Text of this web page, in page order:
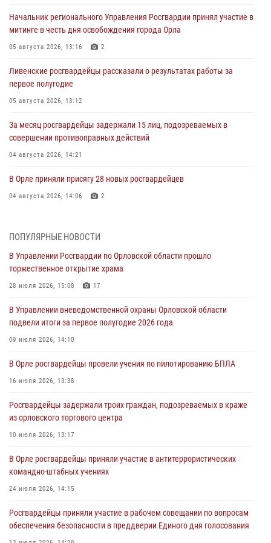
Начальник регионального Управления Росгвардии принял участие в
митинге в честь дня освобождения города Орла
05 августа 2026, 13:16 2
Ливенские росгвардейцы рассказали о результатах работы за
первое полугодие
05 августа 2026, 13:12
За месяц росгвардейцы задержали 15 лиц, подозреваемых в
совершении противоправных действий
04 августа 2026, 14:21
В Орле приняли присягу 28 новых росгвардейцев
04 августа 2026, 14:06 2
предоставлении госуслуг
Росгвардейцы обеспечили безопасность во время празднования
Дня ВДВ
В Орле росгвардейцы приняли участие в учениях на избирательном
участке
Жительница Мценска сдала в Росгвардию незарегистрированное
31 июля 2026, 13:16
ПОПУЛЯРНЫЕ НОВОСТИ
В Управлении Росгвардии по Орловской области прошло
торжественное открытие храма
28 июля 2026, 15:08 17
В Управлении вневедомственной охраны Орловской области
подвели итоги за первое полугодие 2026 года
09 июля 2026, 14:10
В Орле росгвардейцы провели учения по пилотированию БПЛА
16 июля 2026, 13:38
Росгвардейцы задержали троих граждан, подозреваемых в краже
из орловского торгового центра
10 июля 2026, 13:17
В Орле росгвардейцы приняли участие в антитеррористических
командно-штабных учениях
24 июля 2026, 14:15
Росгвардейцы приняли участие в рабочем совещании по вопросам
обеспечения безопасности в преддверии Единого дня голосования